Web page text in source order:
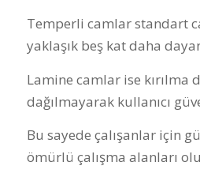
Temperli camlar standart
yaklaşık beş kat daha
Lamine camlar ise kırılma
dağılmayarak kullanıcı
Bu sayede çalışanlar için
ömürlü çalışma alanları